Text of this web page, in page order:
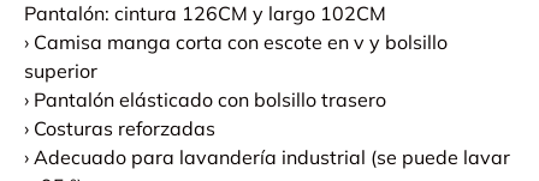
Pantalón: cintura 126CM y largo 102CM
› Camisa manga corta con escote en v y bolsillo
superior
› Pantalón elásticado con bolsillo trasero
› Costuras reforzadas
› Adecuado para lavandería industrial (se puede lavar